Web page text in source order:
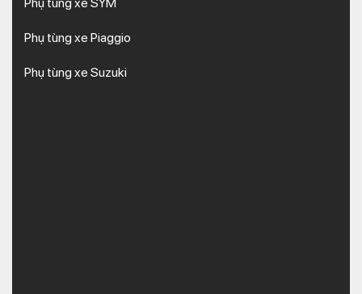
Phụ tùng xe Piaggio
Phụ tùng xe Suzuki